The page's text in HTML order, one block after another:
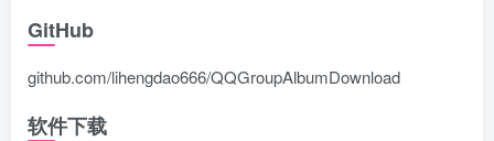
GitHub
github.com/lihengdao666/QQGroupAlbumDownload
软件下载